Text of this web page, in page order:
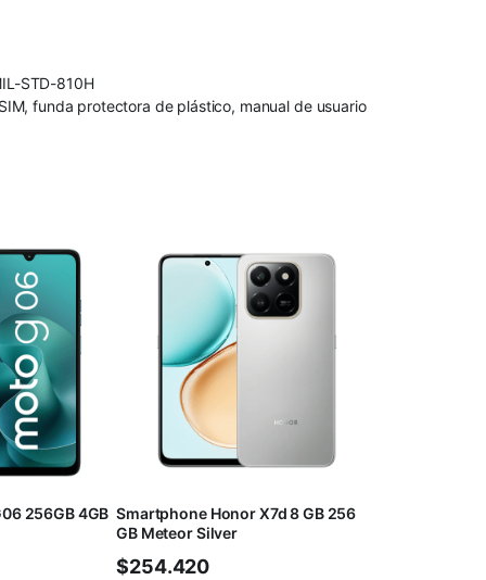
STD-810H
funda protectora de plástico, manual de usuario
256GB 4GB Smartphone Honor X7d 8 GB 256
GB Meteor Silver
$254.420